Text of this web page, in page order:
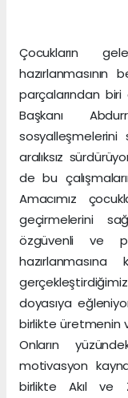
Çocukların
hazırlanmasının
parçalarından
Başkanı
aralıksız
de bu
Amacımız
geçirmelerini
özgüvenli ve
hazırlanmasına
doyasıya
birlikte üretmenin
Onların
motivasyon
birlikte Akıl ve